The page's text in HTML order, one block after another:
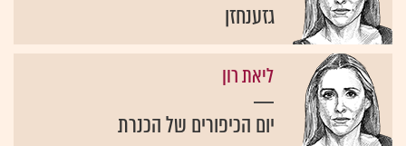
גזענחזן
ליאת רון
יום הכיפורים של הכנרת